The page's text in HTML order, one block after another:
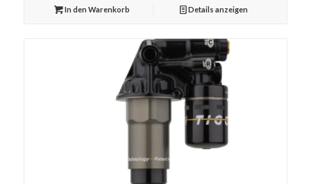
In den Warenkorb Details anzeigen